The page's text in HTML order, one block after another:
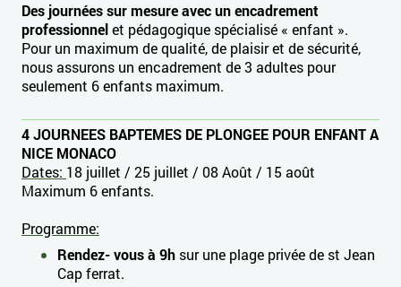
Des journées sur mesure avec un encadrement
professionnelet pédagogique spécialisé « enfant ».
Pour un maximum de qualité, de plaisir et de sécurité,
nous assurons un encadrement de 3 adultes pour
seulement 6 enfants maximum.
4 JOURNEES BAPTEMES DE PLONGEE POUR ENFANT A
NICE MONACO
Dates: 18 juillet / 25 juillet / 08 Août / 15 août
Maximum 6 enfants.
Programme:
Rendez- vous à 9h sur une plage privée de st Jean
Cap ferrat.